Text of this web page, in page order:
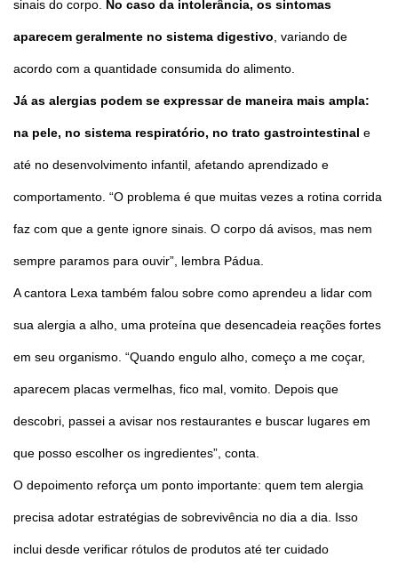
sinais do corpo. No caso da intolerância, os sintomas
aparecem geralmente no sistema digestivo , variando de
acordo com a quantidade consumida do alimento.
Já as alergias podem se expressar de maneira mais ampla:
na pele, no sistema respiratório, no trato gastrointestinal e
até no desenvolvimento infantil, afetando aprendizado e
comportamento. “O problema é que muitas vezes a rotina corrida
faz com que a gente ignore sinais. O corpo dá avisos, mas nem
sempre paramos para ouvir”, lembra Pádua.
A cantora Lexa também falou sobre como aprendeu a lidar com
sua alergia a alho, uma proteína que desencadeia reações fortes
em seu organismo. “Quando engulo alho, começo a me coçar,
aparecem placas vermelhas, fico mal, vomito. Depois que
descobri, passei a avisar nos restaurantes e buscar lugares em
que posso escolher os ingredientes”, conta.
O depoimento reforça um ponto importante: quem tem alergia
precisa adotar estratégias de sobrevivência no dia a dia. Isso
inclui desde verificar rótulos de produtos até ter cuidado